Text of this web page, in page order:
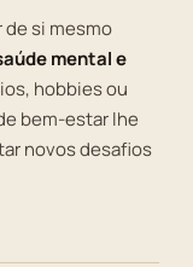
de si mesmo
mental e
hobbies ou
bem-estar lhe
novos desafios